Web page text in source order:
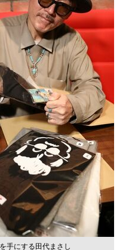
手にする田代まさし